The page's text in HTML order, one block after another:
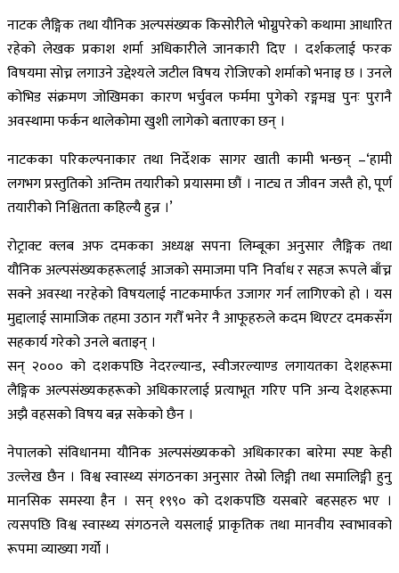
नाटक लैङ्गिक तथा यौनिक अल्पसंख्यक किसोरीले भोग्नुपरेको कथामा आधारित
रहेको लेखक प्रकाश शर्मा अधिकारीले जानकारी दिए । दर्शकलाई फरक
विषयमा सोच्न लगाउने उद्देश्यले जटील विषय रोजिएको शर्माको भनाइ छ । उनले
कोभिड संक्रमण जोखिमका कारण भर्चुवल फर्ममा पुगेको रङ्गमञ्च पुनः पुरानै
अवस्थामा फर्कन थालेकोमा खुशी लागेको बताएका छन् ।
नाटकका परिकल्पनाकार तथा निर्देशक सागर खाती कामी भन्छन् –‘हामी
लगभग प्रस्तुतिको अन्तिम तयारीको प्रयासमा छौं । नाट्य त जीवन जस्तै हो, पूर्ण
तयारीको निश्चितता कहिल्यै हुन्न ।’
रोट्राक्ट क्लब अफ दमकका अध्यक्ष सपना लिम्बूका अनुसार लैङ्गिक तथा
यौनिक अल्पसंख्यकहरूलाई आजको समाजमा पनि निर्वाध र सहज रूपले बाँच्न
सक्ने अवस्था नरहेको विषयलाई नाटकमार्फत उजागर गर्न लागिएको हो । यस
मुद्दालाई सामाजिक तहमा उठान गरौँ भनेर नै आफूहरुले कदम थिएटर दमकसँग
सहकार्य गरेको उनले बताइन् ।
सन् २००० को दशकपछि नेदरल्यान्ड, स्वीजरल्याण्ड लगायतका देशहरूमा
लैङ्गिक अल्पसंख्यकहरूको अधिकारलाई प्रत्याभूत गरिए पनि अन्य देशहरूमा
अझै वहसको विषय बन्न सकेको छैन ।
नेपालको संविधानमा यौनिक अल्पसंख्यकको अधिकारका बारेमा स्पष्ट केही
उल्लेख छैन । विश्व स्वास्थ्य संगठनका अनुसार तेस्रो लिङ्गी तथा समालिङ्गी हुनु
मानसिक समस्या हैन । सन् १९९० को दशकपछि यसबारे बहसहरु भए ।
त्यसपछि विश्व स्वास्थ्य संगठनले यसलाई प्राकृतिक तथा मानवीय स्वाभावको
रूपमा व्याख्या गर्यो ।